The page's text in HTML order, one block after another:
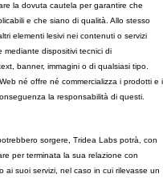
la dovuta cautela per garantire che
e che siano di qualità. Allo stesso
elementi lesivi nei contenuti o servizi
mediante dispositivi tecnici di
banner, immagini o di qualsiasi tipo.
né offre né commercializza i prodotti e i
la responsabilità di questi.
sorgere, Tridea Labs potrà, con
per terminata la sua relazione con
ai suoi servizi, nel caso in cui rilevasse un